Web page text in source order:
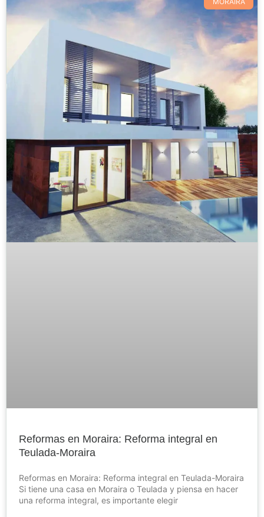
Reformas en Moraira: Reforma integral en
Teulada-Moraira
Reformas en Moraira: Reforma integral en Teulada-Moraira
Si tiene una casa en Moraira o Teulada y piensa en hacer
una reforma integral, es importante elegir